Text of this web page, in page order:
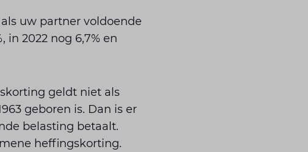
uw partner voldoende
in 2022 nog 6,7% en
geldt niet als
geboren is. Dan is er
belasting betaalt.
heffingskorting.